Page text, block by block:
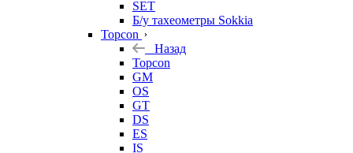
SET
Б/у тахеометры Sokkia
Topcon
Назад
Topcon
GM
OS
GT
DS
ES
IS